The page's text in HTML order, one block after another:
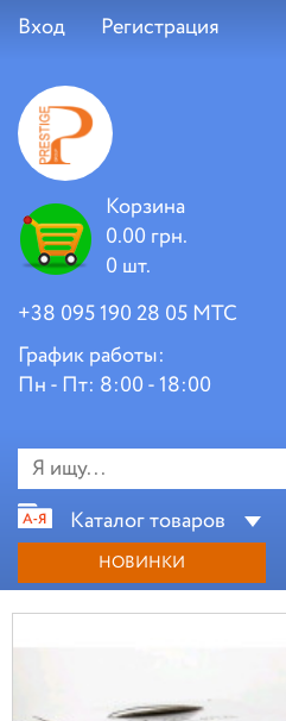
Вход Регистрация
Корзина
0.00 грн.
0 шт.
+38 095 190 28 05 МТС
График работы:
Пн - Пт: 8:00 - 18:00
Каталог товаров
НОВИНКИ